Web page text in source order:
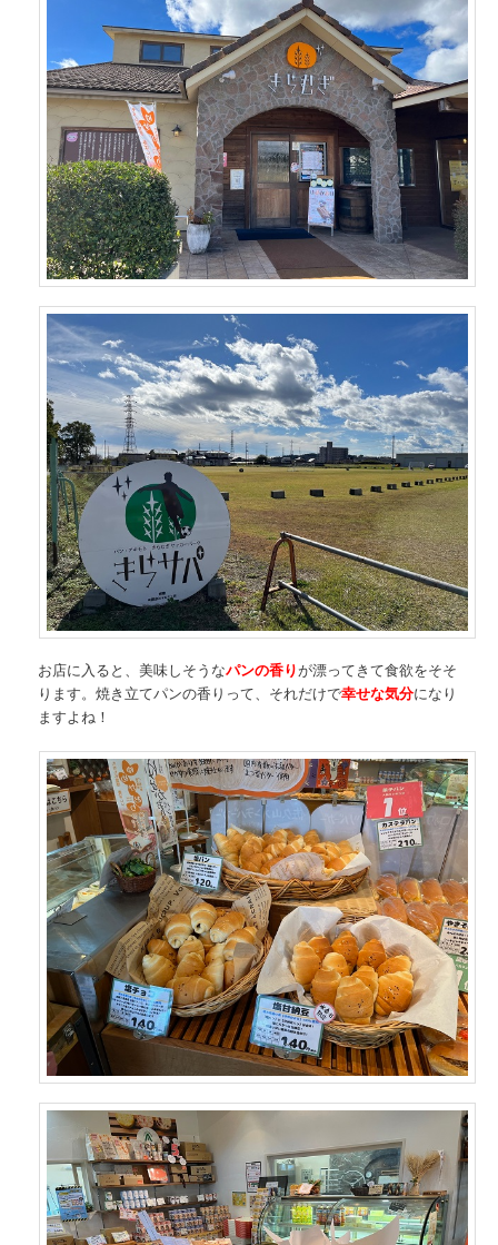
お店に入ると、美味しそうなパンの香りが漂ってきて食欲をそそ
ります。焼き立てパンの香りって、それだけで幸せな気分になり
ますよね！